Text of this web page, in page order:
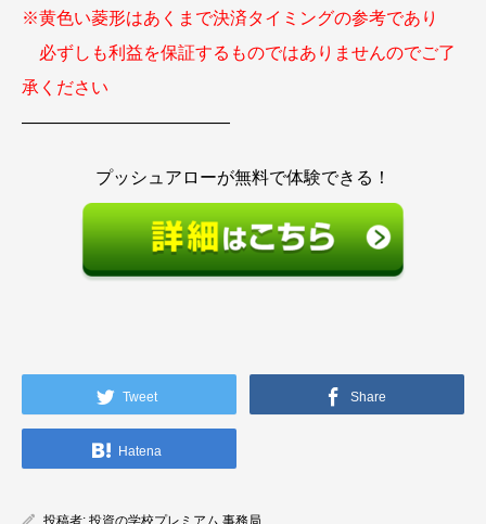
※黄色い菱形はあくまで決済タイミングの参考であり
必ずしも利益を保証するものではありませんのでご了
承ください
————————————
プッシュアローが無料で体験できる！
Tweet Share
Hatena